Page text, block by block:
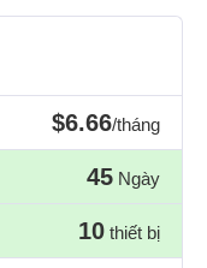
$6.66/tháng
45 Ngày
10 thiết bị